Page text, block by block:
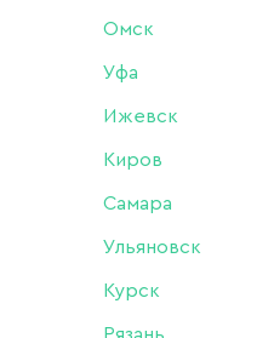
Омск
Уфа
Ижевск
Киров
Самара
Ульяновск
Курск
Рязань
ХИТЫ ПРОДАЖ